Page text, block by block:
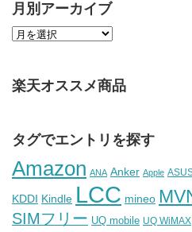
月別アーカイブ
楽天オススメ商品
タグでエントリを探す
Amazon ANA Anker Apple
KDDI Kindle LCC mineo
SIMフリー UQ mobile UQ WiMAX